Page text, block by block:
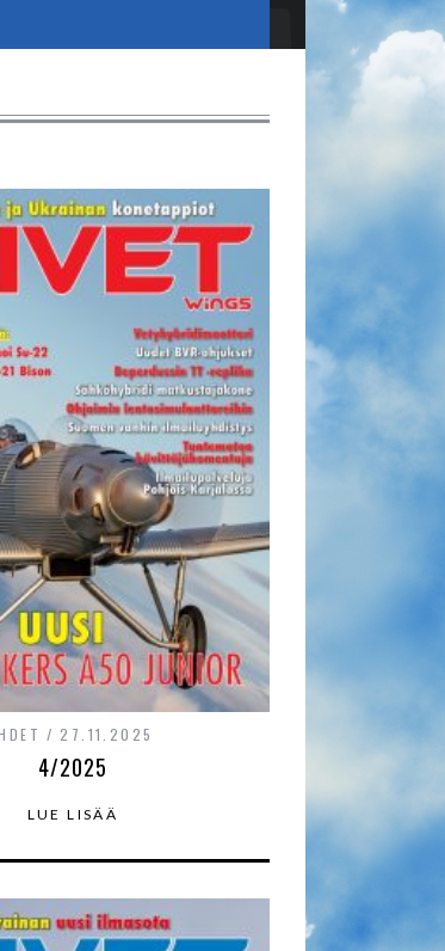
27.11.2025
4/2025
LUE LISÄÄ